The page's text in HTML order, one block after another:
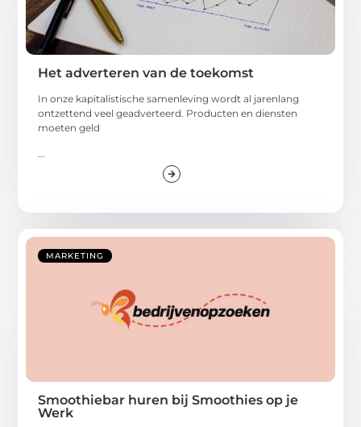
Het adverteren van de toekomst
In onze kapitalistische samenleving wordt al jarenlang
ontzettend veel geadverteerd. Producten en diensten
moeten geld
...
MARKETING
Smoothiebar huren bij Smoothies op je
Werk